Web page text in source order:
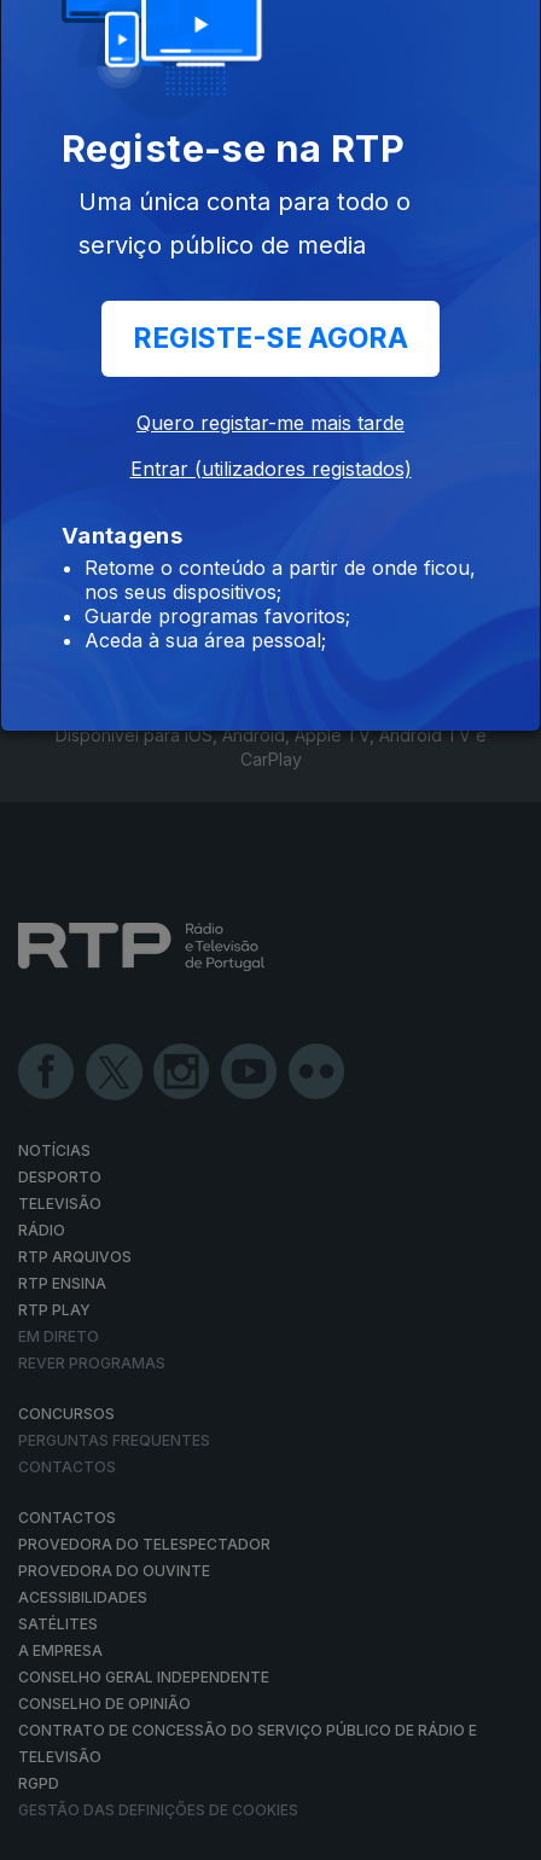
895333
Este conteúdo faz parte de Séries
Instale a aplicaçãoRTP Play
Disponível para iOS, Android, Apple TV, Android TV e
CarPlay
NOTÍCIAS
DESPORTO
TELEVISÃO
RÁDIO
RTP ARQUIVOS
RTP ENSINA
RTP PLAY
EM DIRETO
REVER PROGRAMAS
CONCURSOS
PERGUNTAS FREQUENTES
CONTACTOS
CONTACTOS
PROVEDORA DO TELESPECTADOR
PROVEDORA DO OUVINTE
ACESSIBILIDADES
SATÉLITES
A EMPRESA
CONSELHO GERAL INDEPENDENTE
CONSELHO DE OPINIÃO
CONTRATO DE CONCESSÃO DO SERVIÇO PÚBLICO DE RÁDIO E
TELEVISÃO
RGPD
GESTÃO DAS DEFINIÇÕES DE COOKIES
Registe-se na RTP
Uma única conta para todo o
serviço público de media
REGISTE-SE AGORA
Quero registar-me mais tarde
Entrar (utilizadores registados)
Vantagens
Retome o conteúdo a partir de onde ficou,
nos seus dispositivos;
Guarde programas favoritos;
Aceda à sua área pessoal;